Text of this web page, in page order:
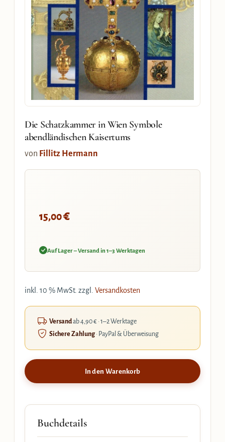
Die Schatzkammer in Wien Symbole
abendländischen Kaisertums
von Fillitz Hermann
15,00€
Auf Lager – Versand in 1–3 Werktagen
inkl. 10 % MwSt. zzgl. Versandkosten
Versandab 4,90 € · 1–2 Werktage
Sichere Zahlung· PayPal & Überweisung
In den Warenkorb
Buchdetails